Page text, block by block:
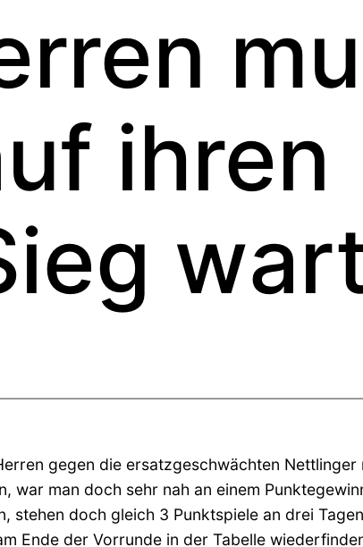
ihren
gegen die ersatzgeschwächten
war man doch sehr nah an einem
doch gleich 3 Punktspiele an drei
Ende der Vorrunde in der Tabelle